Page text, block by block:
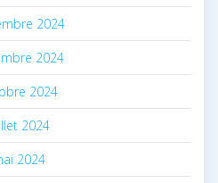
2024
2024
2024
2024
2024